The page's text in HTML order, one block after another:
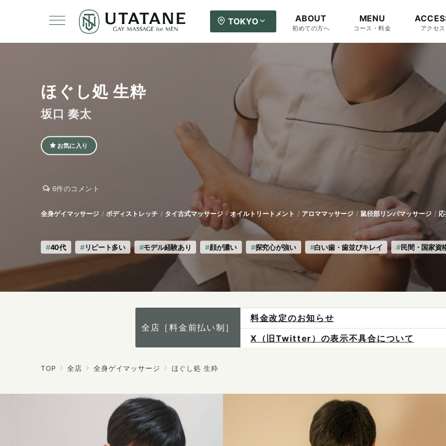
TOKYO ABOUT
初めての方へ
MENU
コース・料金 アクセス
ほぐし処 生粋
坂口 奏太
お気に入り
ほ
し
粋
ほ
し
粋
へ
6件のコメント
全身ゲイマッサージ ボディストレッチ タイ古式マッサージ オイルトリートメント アロママッサージ 鼠径部リンパマッサージ
40代 リピート多い モデル経験あり 顔が濃い 探究心が強い 白い歯・歯並びキレイ 民間・国家資
全店［料金前払い制］
X（旧Twitter）の表示不具合について
ご予約は各店へ直接お問い合わせください。
料金改定のお知らせ
TOP 全店 全身ゲイマッサージ ほぐし処 生粋